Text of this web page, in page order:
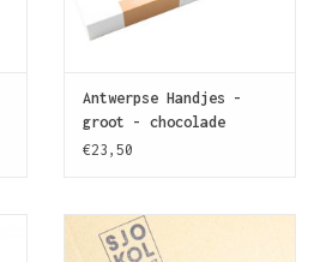
hakte daarna een hand af van
Handjes een teken van
Antwerpse Handjes -
groot - chocolade
gevuld
€23,50